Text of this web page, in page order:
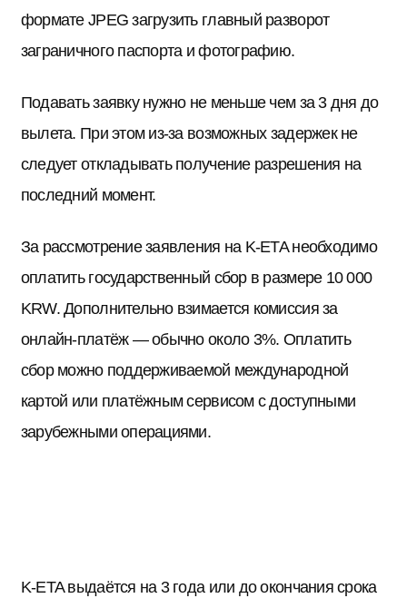
формате JPEG загрузить главный разворот
заграничного паспорта и фотографию.
Подавать заявку нужно не меньше чем за 3 дня до
вылета. При этом из-за возможных задержек не
следует откладывать получение разрешения на
последний момент.
За рассмотрение заявления на K-ETA необходимо
оплатить государственный сбор в размере 10 000
KRW. Дополнительно взимается комиссия за
онлайн-платёж — обычно около 3%. Оплатить
сбор можно поддерживаемой международной
картой или платёжным сервисом с доступными
зарубежными операциями.
K-ETA выдаётся на 3 года или до окончания срока